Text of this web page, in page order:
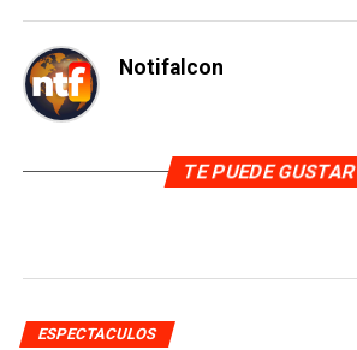
Notifalcon
TE PUEDE GUSTAR
ESPECTACULOS